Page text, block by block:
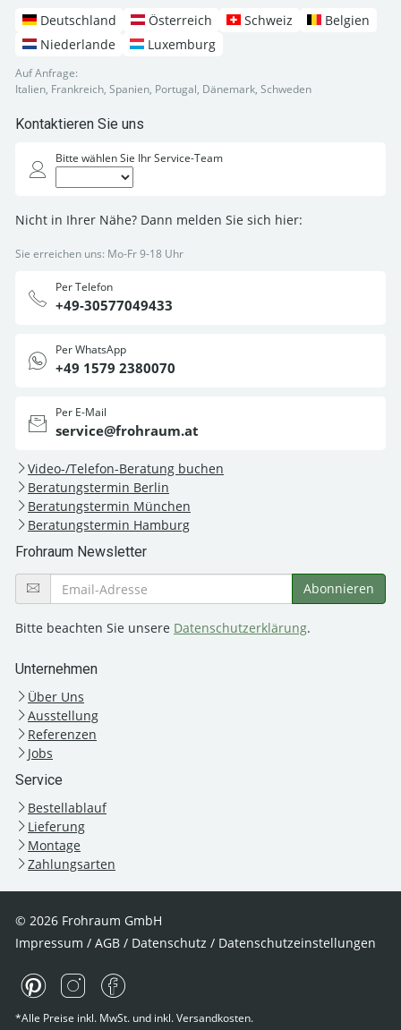
Deutschland
Österreich Schweiz
Belgien
Niederlande
Luxemburg
Auf Anfrage:
Italien, Frankreich, Spanien, Portugal, Dänemark, Schweden
Kontaktieren Sie uns
Bitte wählen Sie Ihr Service-Team
Nicht in Ihrer Nähe? Dann melden Sie sich hier:
Sie erreichen uns: Mo-Fr 9-18 Uhr
Per Telefon
+49-30577049433
Per WhatsApp
+49 1579 2380070
Per E-Mail
service@frohraum.at
Video-/Telefon-Beratung buchen
Beratungstermin Berlin
Beratungstermin München
Beratungstermin Hamburg
Frohraum Newsletter
Bitte beachten Sie unsere Datenschutzerklärung.
Unternehmen
Über Uns
Ausstellung
Referenzen
Jobs
Service
Bestellablauf
Lieferung
Montage
Zahlungsarten
© 2026 Frohraum GmbH
Impressum / AGB / Datenschutz / Datenschutzeinstellungen
*Alle Preise inkl. MwSt. und inkl. Versandkosten.